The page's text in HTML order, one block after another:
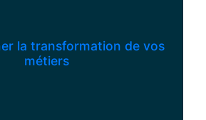
la transformation de vos
métiers